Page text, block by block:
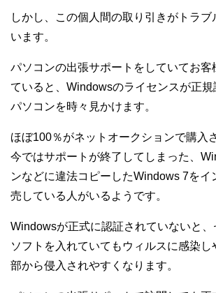
しかし、この個人間の取り引きがトラブ
います。
パソコンの出張サポートをしていてお客
ていると、Windowsのライセンスが正
パソコンを時々見かけます。
ほぼ100％がネットオークションで購入
今ではサポートが終了してしまった、
ンなどに違法コピーしたWindows 7をイ
売している人がいるようです。
Windowsが正式に認証されていないと
ソフトを入れていてもウィルスに感染
部から侵入されやすくなります。